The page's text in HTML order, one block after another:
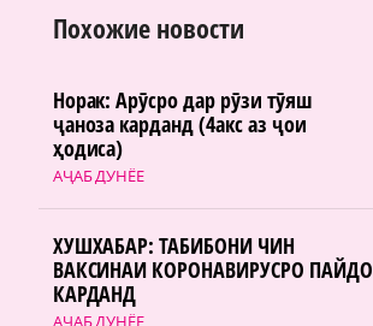
Похожие новости
АҶАБ ДУНЁЕ
Норак: Арӯсро дар рӯзи тӯяш
ҷаноза карданд (4акс аз ҷои
ҳодиса)
АҶАБ ДУНЁЕ
ХУШХАБАР: ТАБИБОНИ ЧИН
ВАКСИНАИ КОРОНАВИРУСРО ПАЙДО
КАРДАНД